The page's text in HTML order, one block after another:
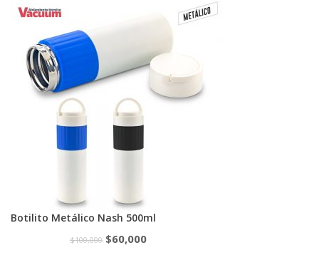
Botilito Metálico Nash 500ml
$100,000 $60,000